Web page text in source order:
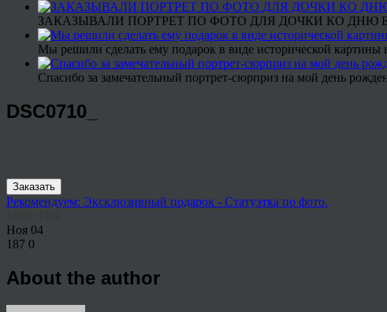
ЗАКАЗЫВАЛИ ПОРТРЕТ ПО ФОТО ДЛЯ ДОЧКИ КО ДНЮ
Мы решили сделать ему подарок в виде исторической
Спасибо за замечательный портрет-сюрприз на мой день
DSC0710_
Заказать
Рекомендуем: Эксклюзивный подарок - Статуэтка по фото.
Ноя 04
187 0
About the author